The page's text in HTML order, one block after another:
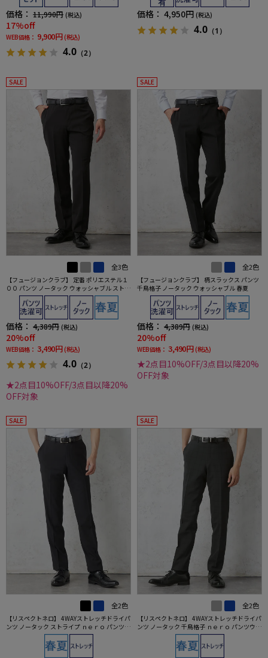
価格： 11,990円 (税込)
17%off
WEB価格： 9,900円 (税込)
4.0 （2）
価格： 4,950円 (税込)
4.0 （1）
SALE
全3色
【フュージョンクラブ】 定番 ポリエステル１
００ パンツ ノータック ウォッシャブル ストレ
ッチ 春夏
価格： 4,389円 (税込)
20%off
WEB価格： 3,490円 (税込)
4.0 （2）
★2点目10%OFF/3点目以降20%
OFF対象
SALE
全2色
【フュージョンクラブ】 柄スラックス パンツ
千鳥格子 ノータック ウォッシャブル 春夏
価格： 4,389円 (税込)
20%off
WEB価格： 3,490円 (税込)
★2点目10%OFF/3点目以降20%
OFF対象
SALE
全2色
【リスペクトネロ】 4WAYストレッチドライパ
ンツ ノータック ストライプ ｎｅｒｏ パンツウ
ォッシャブル ノータック 春夏
SALE
全2色
【リスペクトネロ】 4WAYストレッチドライパ
ンツ ノータック 千鳥格子 ｎｅｒｏ パンツウォ
ッシャブル ノータック 春夏